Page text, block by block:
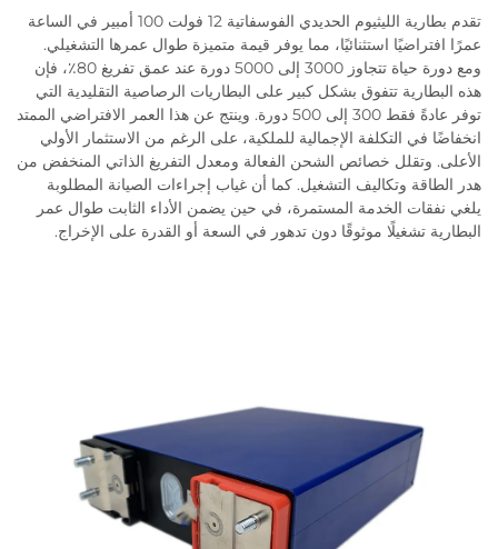
تقدم بطارية الليثيوم الحديدي الفوسفاتية 12 فولت 100 أمبير في الساعة
عمرًا افتراضيًا استثنائيًا، مما يوفر قيمة متميزة طوال عمرها التشغيلي.
ومع دورة حياة تتجاوز 3000 إلى 5000 دورة عند عمق تفريغ 80٪، فإن
هذه البطارية تتفوق بشكل كبير على البطاريات الرصاصية التقليدية التي
توفر عادةً فقط 300 إلى 500 دورة. وينتج عن هذا العمر الافتراضي الممتد
انخفاضًا في التكلفة الإجمالية للملكية، على الرغم من الاستثمار الأولي
الأعلى. وتقلل خصائص الشحن الفعالة ومعدل التفريغ الذاتي المنخفض من
هدر الطاقة وتكاليف التشغيل. كما أن غياب إجراءات الصيانة المطلوبة
يلغي نفقات الخدمة المستمرة، في حين يضمن الأداء الثابت طوال عمر
البطارية تشغيلًا موثوقًا دون تدهور في السعة أو القدرة على الإخراج.